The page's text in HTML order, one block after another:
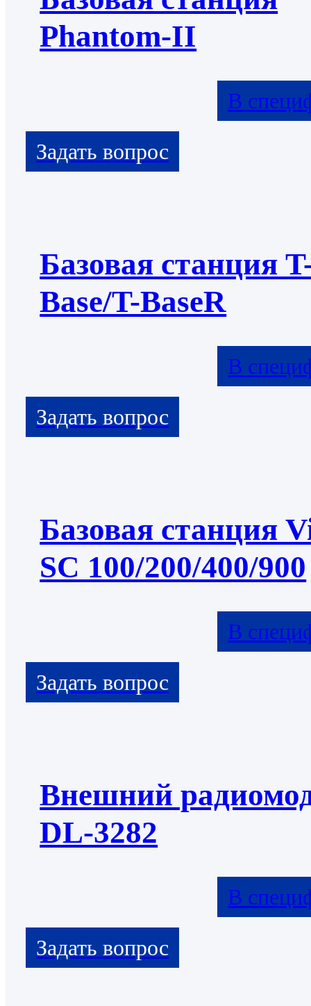
Phantom-II
В
Базовая станция
Base/T-BaseR
В
Базовая станция
SC 100/200/400/900
В
Внешний
DL-3282
В